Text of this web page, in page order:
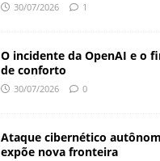
30/07/2026 1
O incidente da OpenAI e o
de conforto
30/07/2026 0
Ataque cibernético
expõe nova fronteira